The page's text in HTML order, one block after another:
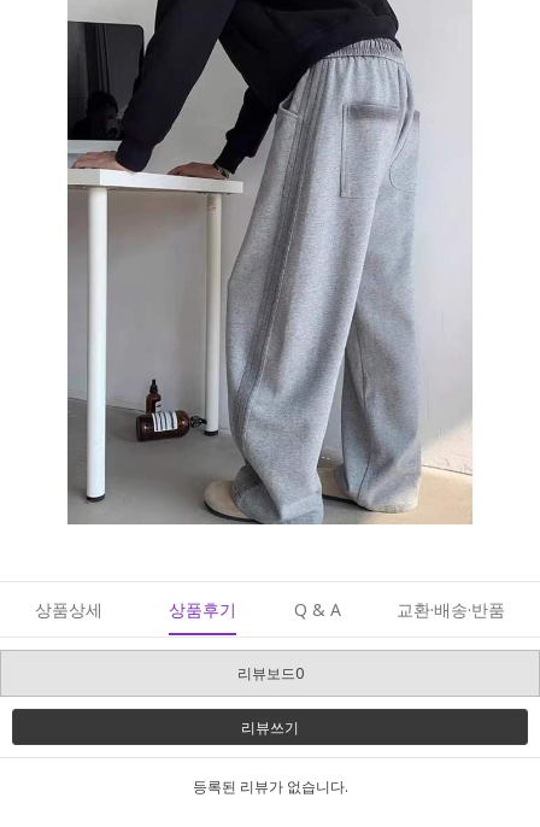
상품상세 상품후기 Q & A 교환·배송·반품
리뷰보드0
리뷰쓰기
등록된 리뷰가 없습니다.